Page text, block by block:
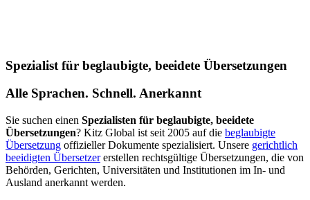
Spezialist für beglaubigte, beeidete Übersetzungen
Alle Sprachen. Schnell. Anerkannt
Sie suchen einen Spezialisten für beglaubigte, beeidete
Übersetzungen? Kitz Global ist seit 2005 auf die beglaubigte
Übersetzung offizieller Dokumente spezialisiert. Unsere gerichtlich
beeidigten Übersetzererstellen rechtsgültige Übersetzungen, die von
Behörden, Gerichten, Universitäten und Institutionen im In- und
Ausland anerkannt werden.